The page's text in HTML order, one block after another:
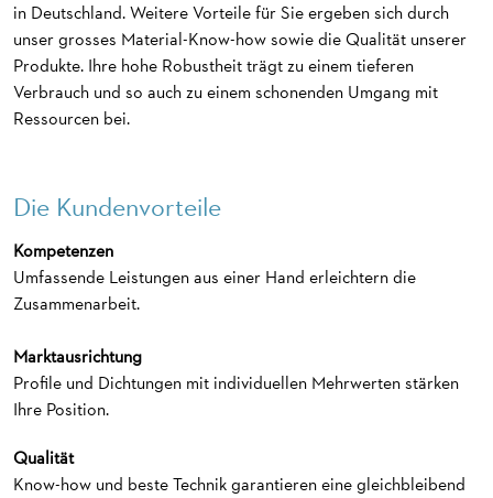
in Deutschland. Weitere Vorteile für Sie ergeben sich durch
unser grosses Material-Know-how sowie die Qualität unserer
Produkte. Ihre hohe Robustheit trägt zu einem tieferen
Verbrauch und so auch zu einem schonenden Umgang mit
Ressourcen bei.
Die Kundenvorteile
Kompetenzen
Umfassende Leistungen aus einer Hand erleichtern die
Zusammenarbeit.
Marktausrichtung
Profile und Dichtungen mit individuellen Mehrwerten stärken
Ihre Position.
Qualität
Know-how und beste Technik garantieren eine gleichbleibend